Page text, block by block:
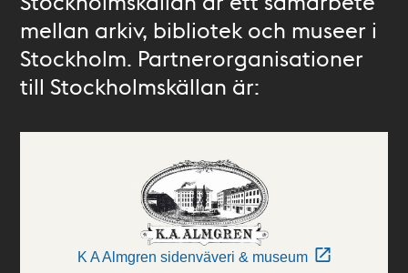
mellan arkiv, bibliotek och museer i
Stockholm. Partnerorganisationer
till Stockholmskällan är:
K A Almgren sidenväveri & museum